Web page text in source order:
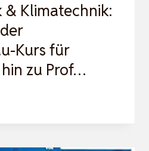
& Klimatechnik:
Kurs für
zu Prof…